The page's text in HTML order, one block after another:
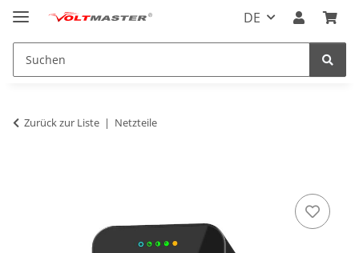
DE
Zurück zur Liste Netzteile